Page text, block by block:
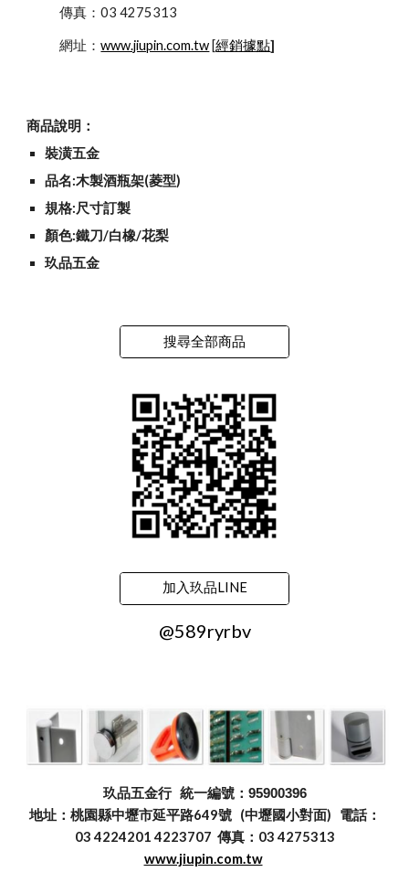
            傳真：03 4275313
            網址：
www.jiupin.com.tw [經銷據點]
商品說明：
裝潢五金
品名:木製酒瓶架(菱型)
規格:尺寸訂製
顏色:鐵刀/白橡/花梨
玖品五金
搜尋全部商品
加入玖品LINE
@589ryrbv
玖品五金行 統一編號：95900396
地址：桃園縣中壢市延平路649號 (中壢國小對面) 電話：
03 4224201 4223707 傳真：03 4275313
www.jiupin.com.tw